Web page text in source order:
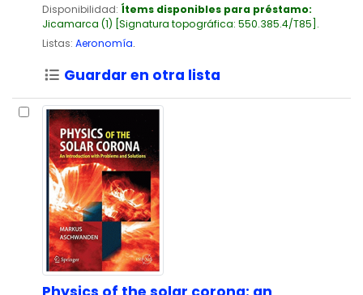
Disponibilidad: Ítems disponibles para préstamo:
Jicamarca (1) Signatura topográfica: 550.385.4/T85 .
Listas: Aeronomía.
Guardar en otra lista